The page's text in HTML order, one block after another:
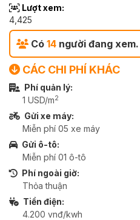
Lượt xem:
4,425
Có 14 người đang xem.
CÁC CHI PHÍ KHÁC
Phí quản lý:
1 USD/m2
Gửi xe máy:
Miễn phí 05 xe máy
Gửi ô-tô:
Miễn phí 01 ô-tô
Phí ngoài giờ:
Thỏa thuận
Tiền điện:
4.200 vnđ/kwh